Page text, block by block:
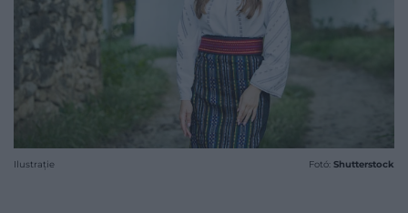
Ilustrație Fotó: Shutterstock